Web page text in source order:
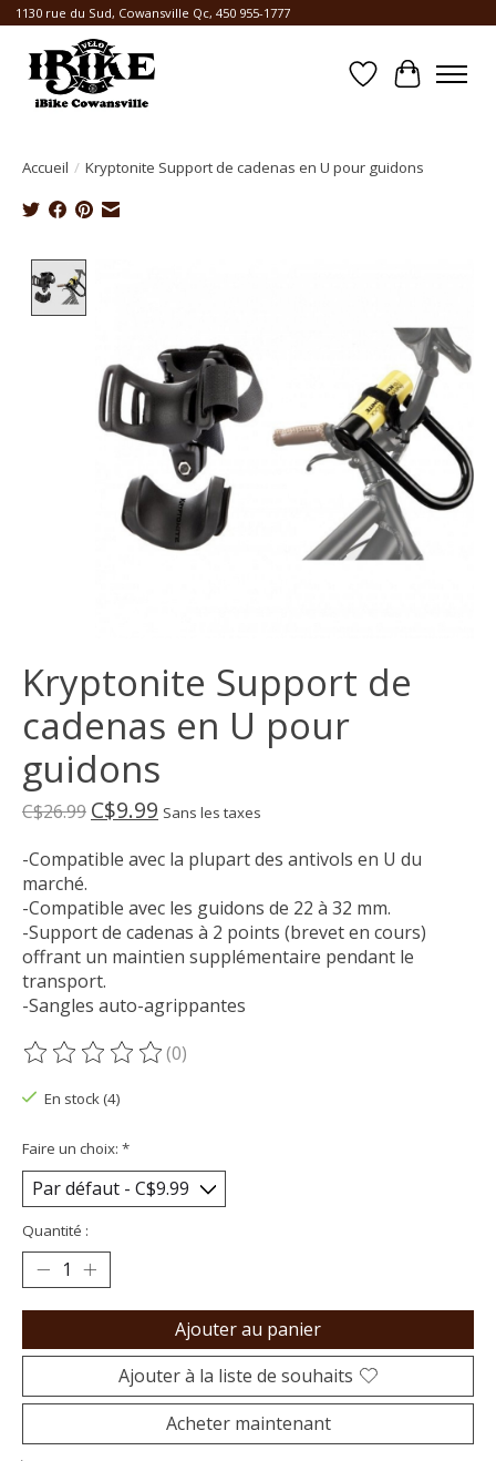
1130 rue du Sud, Cowansville Qc, 450 955-1777
Liste dePanier
Accueil / Kryptonite Support de cadenas en U pour guidons
Kryptonite Support de
cadenas en U pour
guidons
C$26.99 C$9.99 Sans les taxes
-Compatible avec la plupart des antivols en U du
marché.
-Compatible avec les guidons de 22 à 32 mm.
-Support de cadenas à 2 points (brevet en cours)
offrant un maintien supplémentaire pendant le
transport.
-Sangles auto-agrippantes
Ce produit est évalué à
(0)
En stock (4)
Faire un choix: *
Quantité :
Ajouter au panier
Ajouter à la liste de souhaits
Acheter maintenant